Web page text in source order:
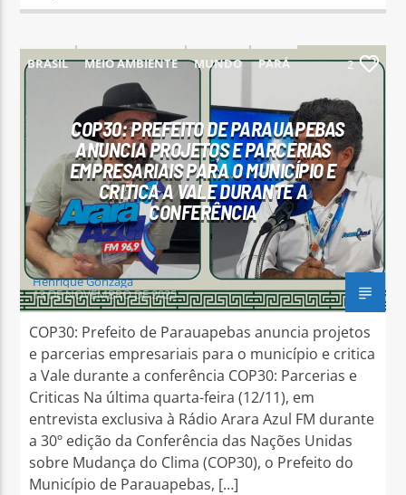
BRASIL MEIO AMBIENTE MUNDO
PARÁ
PARAUAPEBAS
2
COP30: PREFEITO DE PARAUAPEBAS
ANUNCIA PROJETOS E PARCERIAS
EMPRESARIAIS PARA O MUNICÍPIO E
CRITICA A VALE DURANTE A
CONFERÊNCIA
Henrique Gonzaga
13 DE NOVEMBRO DE 2025
COP30: Prefeito de Parauapebas anuncia projetos
e parcerias empresariais para o município e critica
a Vale durante a conferência COP30: Parcerias e
Criticas Na última quarta-feira (12/11), em
entrevista exclusiva à Rádio Arara Azul FM durante
a 30º edição da Conferência das Nações Unidas
sobre Mudança do Clima (COP30), o Prefeito do
Município de Parauapebas, […]